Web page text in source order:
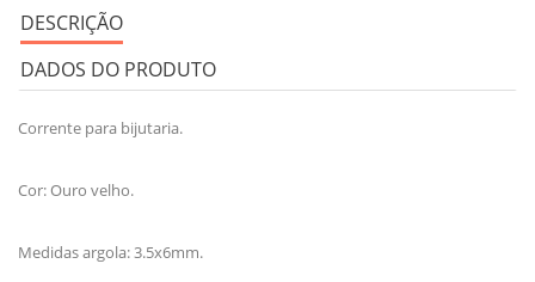
DESCRIÇÃO
DADOS DO PRODUTO
Corrente para bijutaria.
Cor: Ouro velho.
Medidas argola: 3.5x6mm.